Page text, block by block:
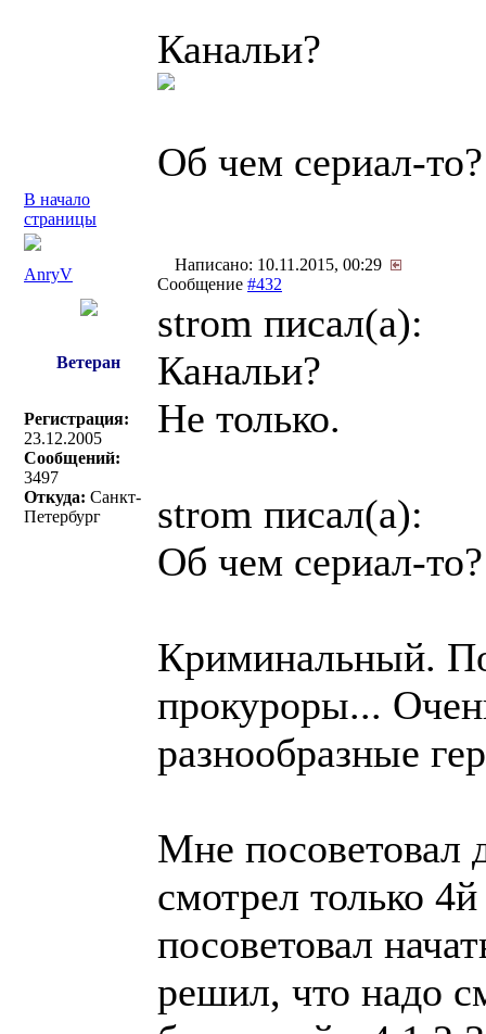
Канальи?
Об чем сериал-то?
В начало
страницы
AnryV
Написано: 10.11.2015, 00:29
Сообщение #432
Ветеран
Регистрация:
23.12.2005
Сообщений:
3497
Откуда: Санкт-
Петербург
strom писал(a):
Канальи?
Не только.
strom писал(a):
Об чем сериал-то?
Криминальный.
прокуроры...
разнообразные
Мне
смотрел только
посоветовал
решил, что надо